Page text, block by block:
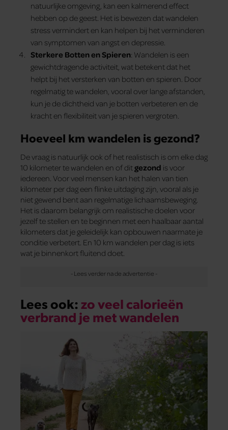
natuurlijke omgeving, kan een kalmerend effect
hebben op de geest. Het is bewezen dat wandelen
stress vermindert en kan helpen bij het verminderen
van symptomen van angst en depressie.
Sterkere Botten en Spieren: Wandelen is een
gewichtdragende activiteit, wat betekent dat het
helpt bij het versterken van botten en spieren. Door
regelmatig te wandelen, vooral over lange afstanden,
kun je de dichtheid van je botten verbeteren en de
kracht en flexibiliteit van je spieren vergroten.
Hoeveel km wandelen is gezond?
De vraag is natuurlijk ook of het realistisch is om elke dag
10 kilometer te wandelen en of ditgezond is voor
iedereen. Voor veel mensen kan het halen van tien
kilometer per dag een flinke uitdaging zijn, vooral als je
niet gewend bent aan regelmatige lichaamsbeweging.
Het is daarom belangrijk om realistische doelen voor
jezelf te stellen en te beginnen met een haalbaar aantal
kilometers dat je geleidelijk kan opbouwen naarmate je
conditie verbetert. En 10 km wandelen per dag is iets
wat je binnenkort fluitend doet.
Lees ook:zo veel calorieën
verbrand je met wandelen